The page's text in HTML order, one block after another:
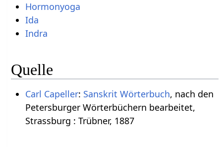
Hormonyoga
Ida
Indra
Quelle
Carl Capeller: Sanskrit Wörterbuch, nach den
Petersburger Wörterbüchern bearbeitet,
Strassburg : Trübner, 1887